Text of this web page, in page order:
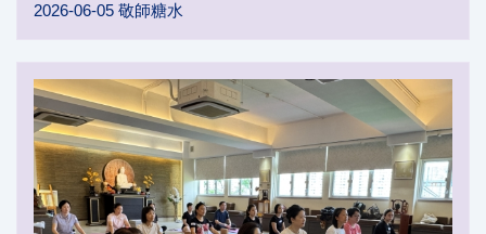
2026-06-05 敬師糖水